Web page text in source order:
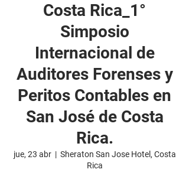
Costa Rica_1°
Simposio
Internacional de
Auditores Forenses y
Peritos Contables en
San José de Costa
Rica.
jue, 23 abr
  |
Sheraton San Jose Hotel, Costa
Rica